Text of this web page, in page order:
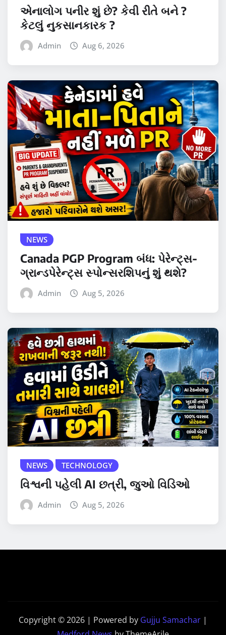
એનાલોગ પનીર શું છે? કેવી રીતે બને ?
કેટલું નુકસાનકારક ?
Admin Aug 6, 2026
NEWS
Canada PGP Program બંધ: પેરેન્ટ્સ-
ગ્રાન્ડપેરેન્ટ્સ સ્પોન્સરશિપનું શું થશે?
Admin Aug 5, 2026
NEWS TECHNOLOGY
વિશ્વની પહેલી AI છત્રી, જુઓ વિડિઓ
Admin Aug 5, 2026
Copyright © 2026 | Powered by Gujju Samachar |